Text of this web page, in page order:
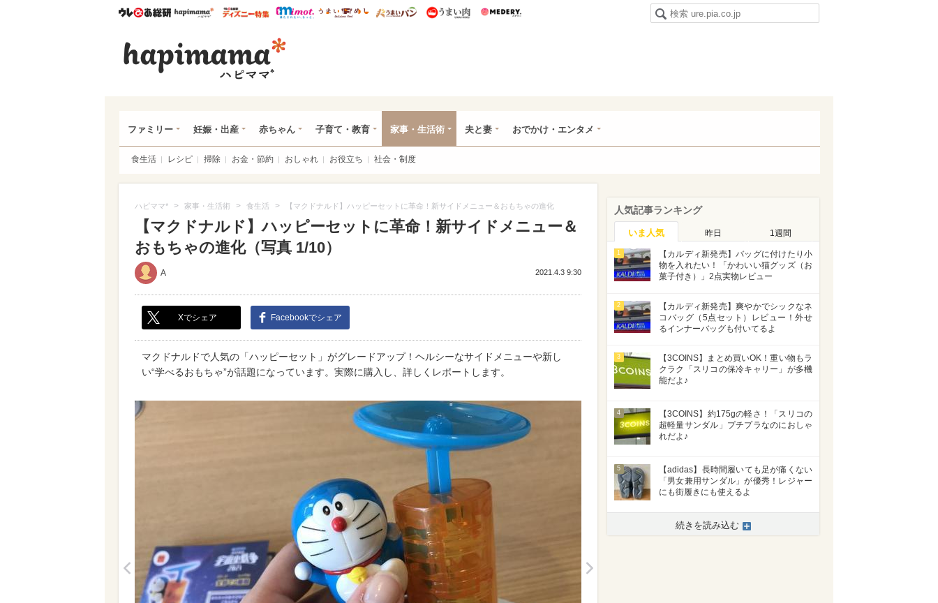
ウレぴあ総研ハピママ* ウレぴあ総研 ディズニー特集
mimot. うまいめし うまいパン うまい肉
ファミリー 妊娠・出産 赤ちゃん 子育て・教育 家事・生活術 夫と妻 おでかけ・エンタメ
食生活 レシピ 掃除 お金・節約 おしゃれ お役立ち 社会・制度
ハピママ* > 家事・生活術 > 食生活 > 【マクドナルド】ハッピーセットに革命！新サイドメニュー＆おもちゃの進化
【マクドナルド】ハッピーセットに革命！新サイドメニュー＆
おもちゃの進化（写真 1/10）
A 2021.4.3 9:30
Xでシェア Facebookでシェア
マクドナルドで人気の「ハッピーセット」がグレードアップ！ヘルシーなサイドメニューや新し
い“学べるおもちゃ”が話題になっています。実際に購入し、詳しくレポートします。
人気記事ランキング
いま人気 昨日 1週間
1
【カルディ新発売】バッグに付けたり小
物を入れたい！「かわいい猫グッズ（お
菓子付き）」2点実物レビュー
2
【カルディ新発売】爽やかでシックなネ
コバッグ（5点セット）レビュー！外せ
るインナーバッグも付いてるよ
3
【3COINS】まとめ買いOK！重い物もラ
クラク「スリコの保冷キャリー」が多機
能だよ♪
4
【3COINS】約175gの軽さ！「スリコの
超軽量サンダル」プチプラなのにおしゃ
れだよ♪
5
【adidas】長時間履いても足が痛くない
「男女兼用サンダル」が優秀！レジャー
にも街履きにも使えるよ
続きを読み込む